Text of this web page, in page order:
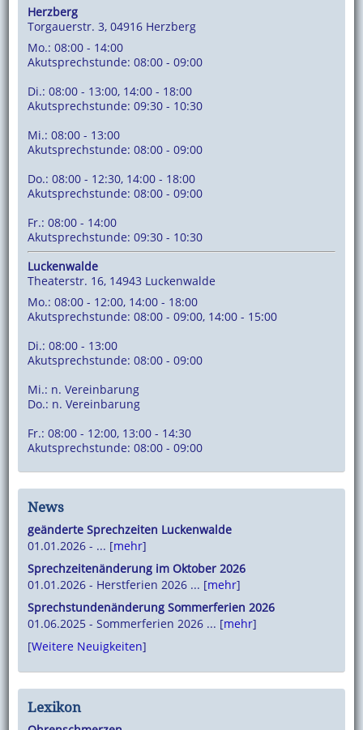
Herzberg
Torgauerstr. 3, 04916 Herzberg
Mo.: 08:00 - 14:00
Akutsprechstunde: 08:00 - 09:00
Di.: 08:00 - 13:00, 14:00 - 18:00
Akutsprechstunde: 09:30 - 10:30
Mi.: 08:00 - 13:00
Akutsprechstunde: 08:00 - 09:00
Do.: 08:00 - 12:30, 14:00 - 18:00
Akutsprechstunde: 08:00 - 09:00
Fr.: 08:00 - 14:00
Akutsprechstunde: 09:30 - 10:30
Luckenwalde
Theaterstr. 16, 14943 Luckenwalde
Mo.: 08:00 - 12:00, 14:00 - 18:00
Akutsprechstunde: 08:00 - 09:00, 14:00 - 15:00
Di.: 08:00 - 13:00
Akutsprechstunde: 08:00 - 09:00
Mi.: n. Vereinbarung
Do.: n. Vereinbarung
Fr.: 08:00 - 12:00, 13:00 - 14:30
Akutsprechstunde: 08:00 - 09:00
News
geänderte Sprechzeiten Luckenwalde
01.01.2026 - ... [mehr]
Sprechzeitenänderung im Oktober 2026
01.01.2026 - Herstferien 2026 ... [mehr]
Sprechstundenänderung Sommerferien 2026
01.06.2025 - Sommerferien 2026 ... [mehr]
[Weitere Neuigkeiten]
Lexikon